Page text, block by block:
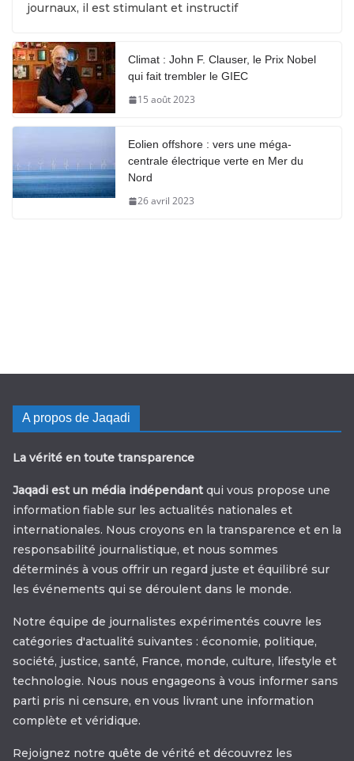
journaux, il est stimulant et instructif
Climat : John F. Clauser, le Prix Nobel
qui fait trembler le GIEC
15 août 2023
Eolien offshore : vers une méga-
centrale électrique verte en Mer du
Nord
26 avril 2023
A propos de Jaqadi
La vérité en toute transparence
Jaqadi est un média indépendant qui vous propose une
information fiable sur les actualités nationales et
internationales. Nous croyons en la transparence et en la
responsabilité journalistique, et nous sommes
déterminés à vous offrir un regard juste et équilibré sur
les événements qui se déroulent dans le monde.
Notre équipe de journalistes expérimentés couvre les
catégories d'actualité suivantes : économie, politique,
société, justice, santé, France, monde, culture, lifestyle et
technologie. Nous nous engageons à vous informer sans
parti pris ni censure, en vous livrant une information
complète et véridique.
Rejoignez notre quête de vérité et découvrez les